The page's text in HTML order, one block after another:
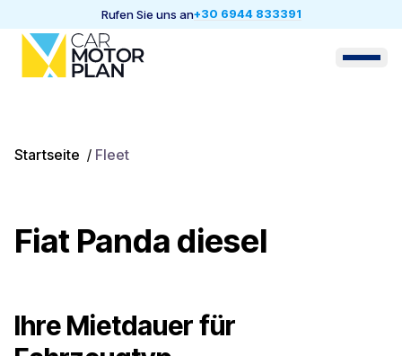
Rufen Sie uns an+30 6944 833391
Startseite / Fleet
Fiat Panda diesel
Ihre Mietdauer für